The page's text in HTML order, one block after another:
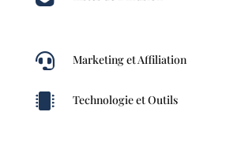
 Marketing et Affiliation
 Technologie et Outils